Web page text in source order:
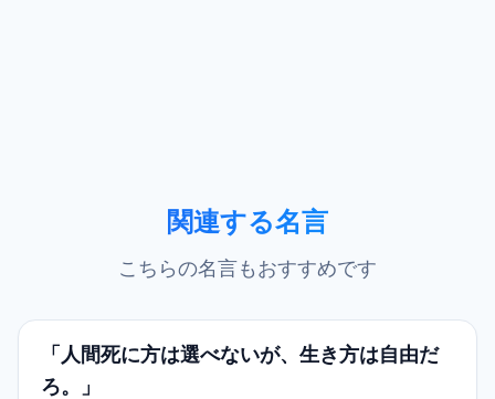
関連する名言
こちらの名言もおすすめです
「人間死に方は選べないが、生き方は自由だ
ろ。」